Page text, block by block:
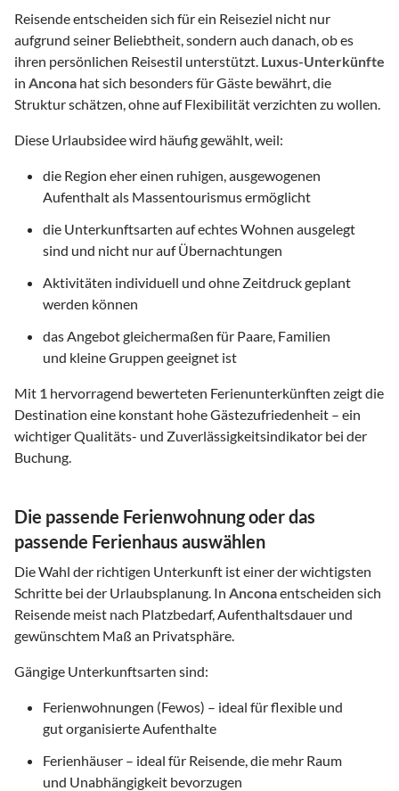
Reisende entscheiden sich für ein Reiseziel nicht nur
aufgrund seiner Beliebtheit, sondern auch danach, ob es
ihren persönlichen Reisestil unterstützt. Luxus-Unterkünfte
in Ancona hat sich besonders für Gäste bewährt, die
Struktur schätzen, ohne auf Flexibilität verzichten zu wollen.
Diese Urlaubsidee wird häufig gewählt, weil:
die Region eher einen ruhigen, ausgewogenen
Aufenthalt als Massentourismus ermöglicht
die Unterkunftsarten auf echtes Wohnen ausgelegt
sind und nicht nur auf Übernachtungen
Aktivitäten individuell und ohne Zeitdruck geplant
werden können
das Angebot gleichermaßen für Paare, Familien
und kleine Gruppen geeignet ist
Mit 1 hervorragend bewerteten Ferienunterkünften zeigt die
Destination eine konstant hohe Gästezufriedenheit – ein
wichtiger Qualitäts- und Zuverlässigkeitsindikator bei der
Buchung.
Die passende Ferienwohnung oder das
passende Ferienhaus auswählen
Die Wahl der richtigen Unterkunft ist einer der wichtigsten
Schritte bei der Urlaubsplanung. In Anconaentscheiden sich
Reisende meist nach Platzbedarf, Aufenthaltsdauer und
gewünschtem Maß an Privatsphäre.
Gängige Unterkunftsarten sind:
Ferienwohnungen (Fewos) – ideal für flexible und
gut organisierte Aufenthalte
Ferienhäuser – ideal für Reisende, die mehr Raum
und Unabhängigkeit bevorzugen